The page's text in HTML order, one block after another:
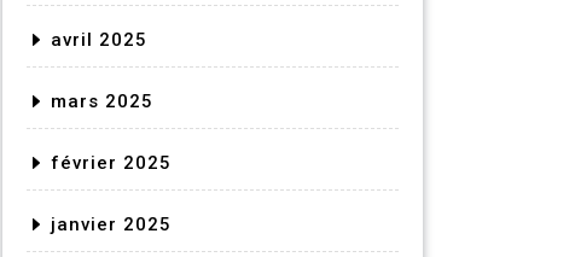
avril 2025
mars 2025
février 2025
janvier 2025